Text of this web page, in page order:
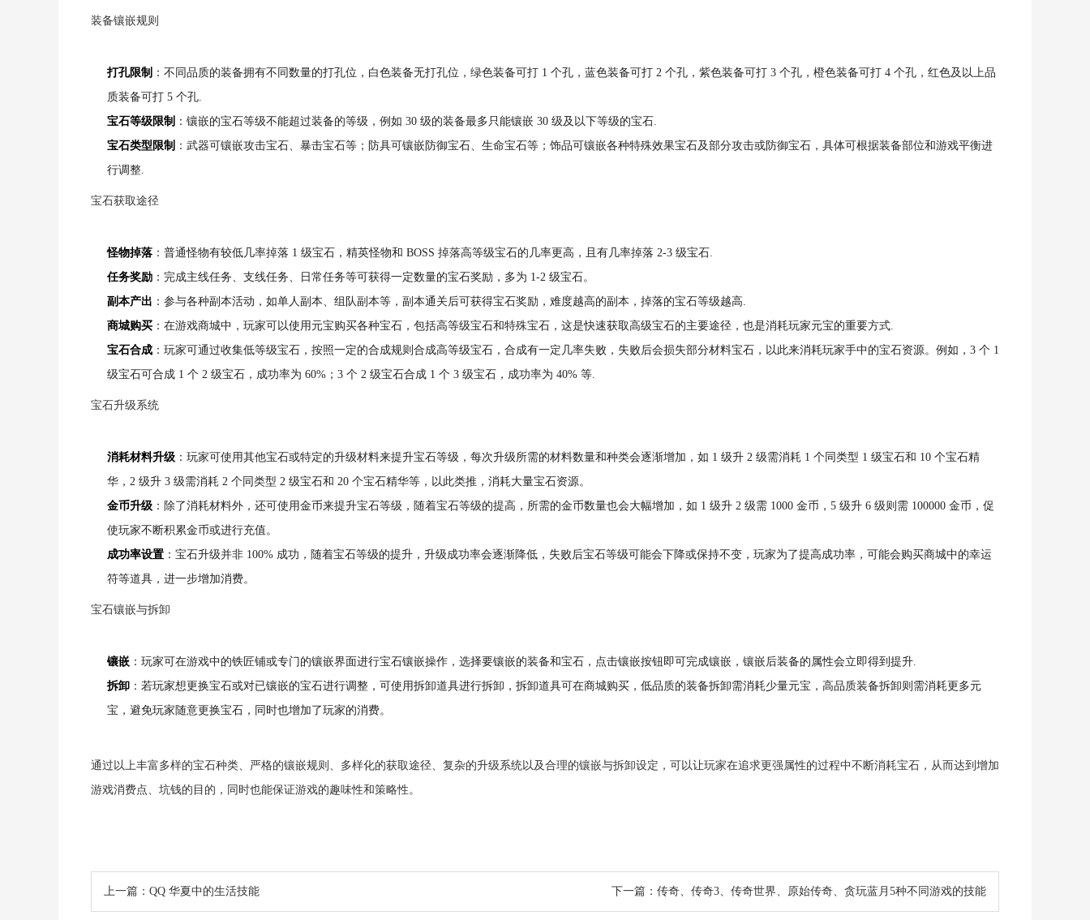
装备镶嵌规则
打孔限制 ：不同品质的装备拥有不同数量的打孔位，白色装备无打孔位，绿色装备可打 1 个孔，蓝色装备可打 2 个孔，紫色装备可打 3 个孔，橙色装备可打 4 个孔，红色及以上品
质装备可打 5 个孔.
宝石等级限制 ：镶嵌的宝石等级不能超过装备的等级，例如 30 级的装备最多只能镶嵌 30 级及以下等级的宝石.
宝石类型限制 ：武器可镶嵌攻击宝石、暴击宝石等；防具可镶嵌防御宝石、生命宝石等；饰品可镶嵌各种特殊效果宝石及部分攻击或防御宝石，具体可根据装备部位和游戏平衡进
行调整.
宝石获取途径
怪物掉落 ：普通怪物有较低几率掉落 1 级宝石，精英怪物和 BOSS 掉落高等级宝石的几率更高，且有几率掉落 2-3 级宝石.
任务奖励 ：完成主线任务、支线任务、日常任务等可获得一定数量的宝石奖励，多为 1-2 级宝石。
副本产出 ：参与各种副本活动，如单人副本、组队副本等，副本通关后可获得宝石奖励，难度越高的副本，掉落的宝石等级越高.
商城购买 ：在游戏商城中，玩家可以使用元宝购买各种宝石，包括高等级宝石和特殊宝石，这是快速获取高级宝石的主要途径，也是消耗玩家元宝的重要方式.
宝石合成 ：玩家可通过收集低等级宝石，按照一定的合成规则合成高等级宝石，合成有一定几率失败，失败后会损失部分材料宝石，以此来消耗玩家手中的宝石资源。例如，3 个 1
级宝石可合成 1 个 2 级宝石，成功率为 60%；3 个 2 级宝石合成 1 个 3 级宝石，成功率为 40% 等.
宝石升级系统
消耗材料升级 ：玩家可使用其他宝石或特定的升级材料来提升宝石等级，每次升级所需的材料数量和种类会逐渐增加，如 1 级升 2 级需消耗 1 个同类型 1 级宝石和 10 个宝石精
华，2 级升 3 级需消耗 2 个同类型 2 级宝石和 20 个宝石精华等，以此类推，消耗大量宝石资源。
金币升级 ：除了消耗材料外，还可使用金币来提升宝石等级，随着宝石等级的提高，所需的金币数量也会大幅增加，如 1 级升 2 级需 1000 金币，5 级升 6 级则需 100000 金币，促
使玩家不断积累金币或进行充值。
成功率设置 ：宝石升级并非 100% 成功，随着宝石等级的提升，升级成功率会逐渐降低，失败后宝石等级可能会下降或保持不变，玩家为了提高成功率，可能会购买商城中的幸运
符等道具，进一步增加消费。
宝石镶嵌与拆卸
镶嵌 ：玩家可在游戏中的铁匠铺或专门的镶嵌界面进行宝石镶嵌操作，选择要镶嵌的装备和宝石，点击镶嵌按钮即可完成镶嵌，镶嵌后装备的属性会立即得到提升.
拆卸 ：若玩家想更换宝石或对已镶嵌的宝石进行调整，可使用拆卸道具进行拆卸，拆卸道具可在商城购买，低品质的装备拆卸需消耗少量元宝，高品质装备拆卸则需消耗更多元
宝，避免玩家随意更换宝石，同时也增加了玩家的消费。
通过以上丰富多样的宝石种类、严格的镶嵌规则、多样化的获取途径、复杂的升级系统以及合理的镶嵌与拆卸设定，可以让玩家在追求更强属性的过程中不断消耗宝石，从而达到增加
游戏消费点、坑钱的目的，同时也能保证游戏的趣味性和策略性。
上一篇：QQ 华夏中的生活技能 下一篇：传奇、传奇3、传奇世界、原始传奇、贪玩蓝月5种不同游戏的技能